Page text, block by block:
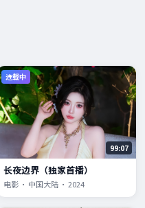
连载中
99:07
长夜边界（独家首播）
电影 · 中国大陆 · 2024